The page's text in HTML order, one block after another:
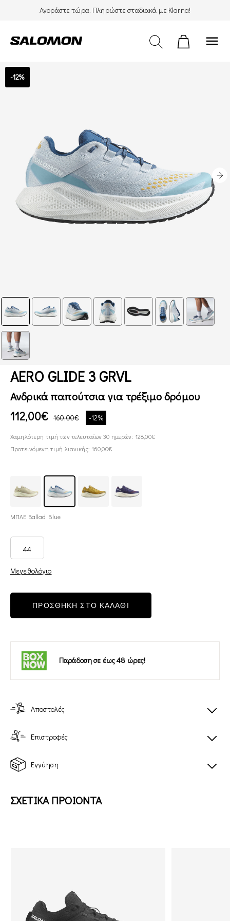
Αγοράστε τώρα. Πληρώστε σταδιακά με Klarna!
menu
-12%
AERO GLIDE 3 GRVL
Ανδρικά παπούτσια για τρέξιμο δρόμου
112,00€ 160,00€ -12%
Χαμηλότερη τιμή των τελευταίων 30 ημερών: 128,00€
Προτεινόμενη τιμή λιανικής: 160,00€
ΜΠΛΕ Ballad Blue
44
Μεγεθολόγιο
ΠΡΟΣΘΗΚΗ ΣΤΟ ΚΑΛΑΘΙ
Παράδοση σε έως 48 ώρες!
Αποστολές
Επιστροφές
Εγγύηση
ΣΧΕΤΙΚΑ ΠΡΟΙΟΝΤΑ